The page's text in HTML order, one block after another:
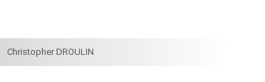
Christopher DROULIN